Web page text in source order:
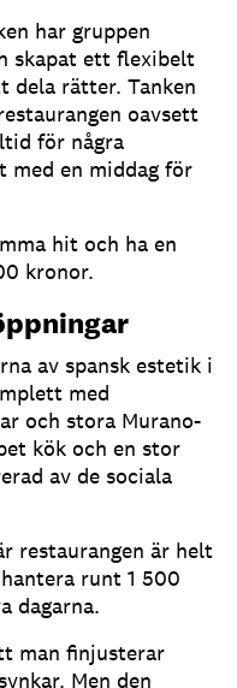
har gruppen
skapat ett flexibelt
dela rätter. Tanken
oavsett
för några
med en middag för
hit och ha en
kronor.
av spansk estetik i
med
och stora Murano-
kök och en stor
av de sociala
restaurangen är helt
runt 1 500
dagarna.
man finjusterar
Men den